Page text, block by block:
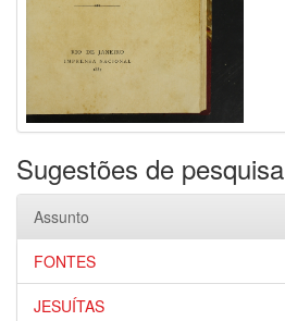
Sugestões de pesquisa
Assunto
FONTES
JESUÍTAS